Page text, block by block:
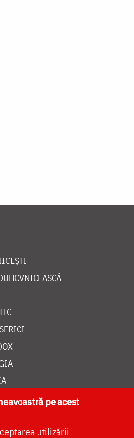
pe acest
utilizării